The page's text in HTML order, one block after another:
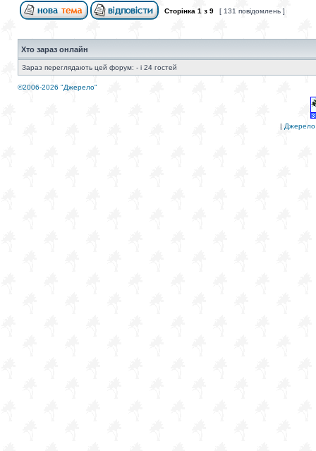
Сторінка 1 з 9 [ 131 повідомлень ]
Хто зараз онлайн
Зараз переглядають цей форум: - і 24 гостей
©2006-2026 "Джерело"
| Джерело